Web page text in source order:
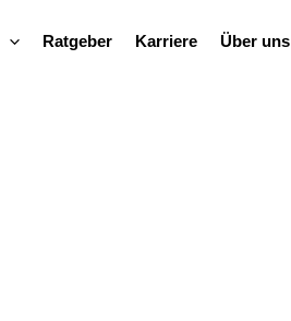
Ratgeber Karriere Über uns